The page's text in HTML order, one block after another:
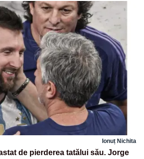
Ionuț Nichita
de pierderea tatălui său. Jorge